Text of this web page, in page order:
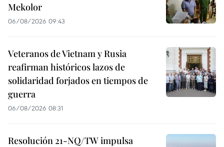
Mekolor
06/08/2026 09:43
Veteranos de Vietnam y Rusia
reafirman históricos lazos de
solidaridad forjados en tiempos de
guerra
06/08/2026 08:31
Resolución 21-NQ/TW impulsa